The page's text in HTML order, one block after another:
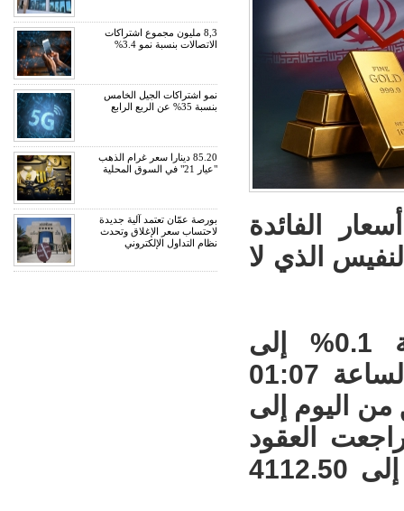
الفائدة
الذي لا
وانخفض الذهب في المعاملات الفورية 0.1% إلى
4100.32 دولار للأوقية (الأونصة) بحلول الساعة 01:07
اليوم إلى
العقود
الأميركية الآجلة للذهب تسليم آب 1.1% إلى 4112.50
8,3 مليون مجموع اشتراكات
الاتصالات بنسبة نمو 3.4%
نمو اشتراكات الجيل الخامس
بنسبة 35% عن الربع الرابع
85.20 دينارا سعر غرام الذهب
"عيار 21" في السوق المحلية
بورصة عمّان تعتمد آلية جديدة
لاحتساب سعر الإغلاق وتحدث
نظام التداول الإلكتروني